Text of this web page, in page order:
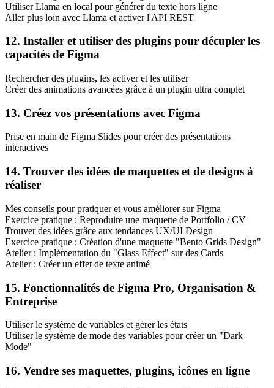
Utiliser Llama en local pour générer du texte hors ligne
Aller plus loin avec Llama et activer l'API REST
12. Installer et utiliser des plugins pour décupler les
capacités de Figma
Rechercher des plugins, les activer et les utiliser
Créer des animations avancées grâce à un plugin ultra complet
13. Créez vos présentations avec Figma
Prise en main de Figma Slides pour créer des présentations
interactives
14. Trouver des idées de maquettes et de designs à
réaliser
Mes conseils pour pratiquer et vous améliorer sur Figma
Exercice pratique : Reproduire une maquette de Portfolio / CV
Trouver des idées grâce aux tendances UX/UI Design
Exercice pratique : Création d'une maquette "Bento Grids Design"
Atelier : Implémentation du "Glass Effect" sur des Cards
Atelier : Créer un effet de texte animé
15. Fonctionnalités de Figma Pro, Organisation &
Entreprise
Utiliser le système de variables et gérer les états
Utiliser le système de mode des variables pour créer un "Dark
Mode"
16. Vendre ses maquettes, plugins, icônes en ligne